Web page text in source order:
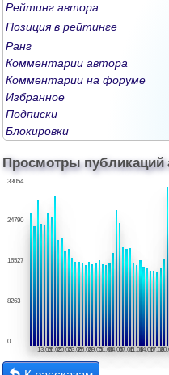
Рейтинг автора
Позиция в рейтинге
Ранг
Комментарии автора
Комментарии на форуме
Избранное
Подписки
Блокировки
Просмотры публикаций
33054
8263
16527
24790
0
13.0516.0520.0523.0526.0529.0501.0604.0607.0611.0614.0617.06